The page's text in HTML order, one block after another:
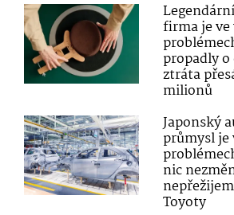
firma je ve
propadly
ztráta
milionů
Japonský
průmysl je
nic
Toyoty